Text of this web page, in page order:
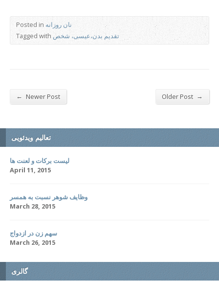
Posted in نان روزانه
Tagged withتقدیم بدن،عیسی، شخص
← Newer Post Older Post →
تعالیم ویدئویی
لیست برکات و لعنت ها
April 11, 2015
وظایف شوهر نسبت به همسر
March 28, 2015
سهم زن در ازدواج
March 26, 2015
گالری